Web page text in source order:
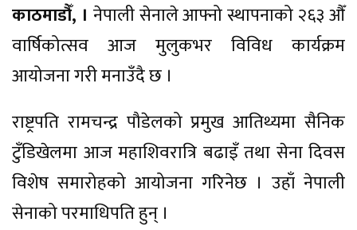
काठमाडौँ, । नेपाली सेनाले आफ्नो स्थापनाको २६३ औँ
वार्षिकोत्सव आज मुलुकभर विविध कार्यक्रम
आयोजना गरी मनाउँदै छ ।
राष्ट्रपति रामचन्द्र पौडेलको प्रमुख आतिथ्यमा सैनिक
टुँडिखेलमा आज महाशिवरात्रि बढाइँ तथा सेना दिवस
विशेष समारोहको आयोजना गरिनेछ । उहाँ नेपाली
सेनाको परमाधिपति हुन् ।